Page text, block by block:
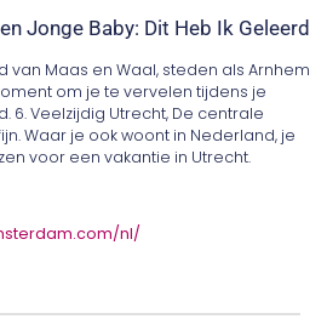
Jonge Baby: Dit Heb Ik Geleerd
van Maas en Waal, steden als Arnhem
om je te vervelen tijdens je
6. Veelzijdig Utrecht, De centrale
Waar je ook woont in Nederland, je
voor een vakantie in Utrecht.
nl/